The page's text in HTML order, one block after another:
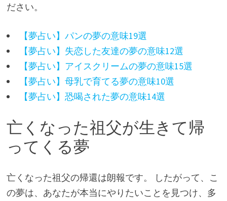
ださい。
【夢占い】パンの夢の意味19選
【夢占い】失恋した友達の夢の意味12選
【夢占い】アイスクリームの夢の意味15選
【夢占い】母乳で育てる夢の意味10選
【夢占い】恐喝された夢の意味14選
亡くなった祖父が生きて帰
ってくる夢
亡くなった祖父の帰還は朗報です。 したがって、こ
の夢は、あなたが本当にやりたいことを見つけ、多